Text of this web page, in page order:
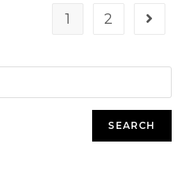
1 2
SEARCH